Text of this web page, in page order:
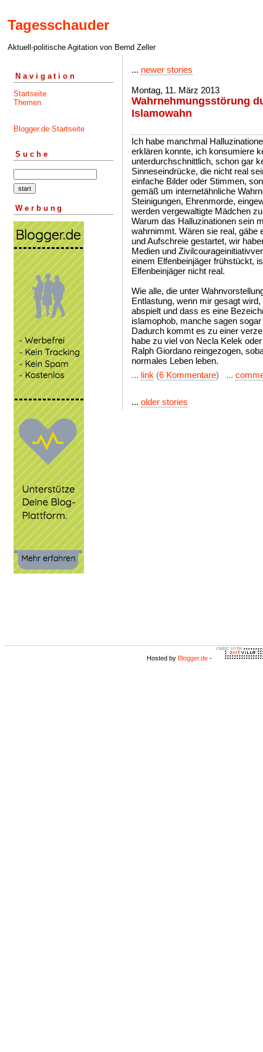
Tagesschauder
Aktuell-politische Agitation von Bernd Zeller
Navigation
Startseite
Themen
Blogger.de Startseite
Suche
Werbung
... newer stories
Montag, 11. März 2013
Wahrnehmungsstörung
Islamowahn
Ich habe manchmal
erklären konnte, ich konsumiere
unterdurchschnittlich, schon gar
Sinneseindrücke, die nicht real
einfache Bilder oder Stimmen,
gemäß um internetähnliche
Steinigungen, Ehrenmorde,
werden vergewaltigte Mädchen
Warum das Halluzinationen sein
wahrnimmt. Wären sie real, gäbe
und Aufschreie gestartet, wir
Medien und
einem Elfenbeinjäger frühstückt,
Elfenbeinjäger nicht real.
Wie alle, die unter
Entlastung, wenn mir gesagt
abspielt und dass es eine
islamophob, manche sagen
Dadurch kommt es zu einer
habe zu viel von Necla Kelek
Ralph Giordano reingezogen,
normales Leben leben.
... link (6 Kommentare) ...
... older stories
Hosted by Blogger.de -